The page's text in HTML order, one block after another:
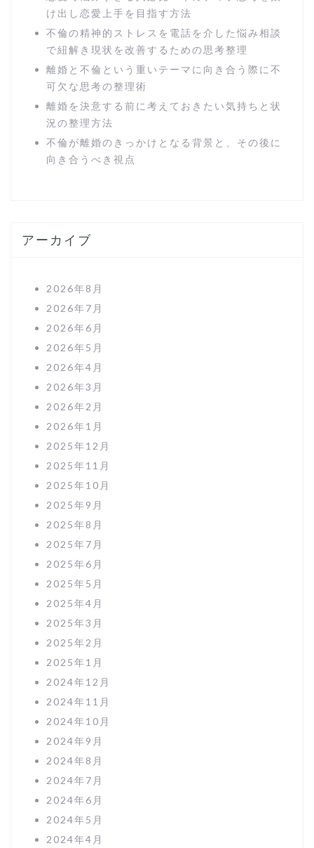
け出し恋愛上手を目指す方法
不倫の精神的ストレスを電話を介した悩み相談
で紐解き現状を改善するための思考整理
離婚と不倫という重いテーマに向き合う際に不
可欠な思考の整理術
離婚を決意する前に考えておきたい気持ちと状
況の整理方法
不倫が離婚のきっかけとなる背景と、その後に
向き合うべき視点
アーカイブ
2026年8月
2026年7月
2026年6月
2026年5月
2026年4月
2026年3月
2026年2月
2026年1月
2025年12月
2025年11月
2025年10月
2025年9月
2025年8月
2025年7月
2025年6月
2025年5月
2025年4月
2025年3月
2025年2月
2025年1月
2024年12月
2024年11月
2024年10月
2024年9月
2024年8月
2024年7月
2024年6月
2024年5月
2024年4月